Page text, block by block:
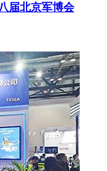
届北京军博会